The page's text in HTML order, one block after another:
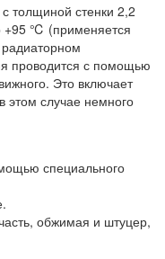
толщиной стенки 2,2
℃ (применяется
проводится с помощью
Это включает
этом случае немного
специального
обжимая и штуцер,